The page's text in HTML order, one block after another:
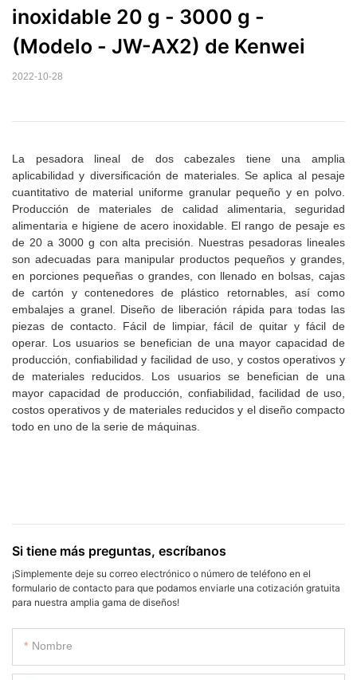
inoxidable 20 g - 3000 g -
(Modelo - JW-AX2) de Kenwei
2022-10-28
La pesadora lineal de dos cabezales tiene una amplia
aplicabilidad y diversificación de materiales. Se aplica al pesaje
cuantitativo de material uniforme granular pequeño y en polvo.
Producción de materiales de calidad alimentaria, seguridad
alimentaria e higiene de acero inoxidable. El rango de pesaje es
de 20 a 3000 g con alta precisión. Nuestras pesadoras lineales
son adecuadas para manipular productos pequeños y grandes,
en porciones pequeñas o grandes, con llenado en bolsas, cajas
de cartón y contenedores de plástico retornables, así como
embalajes a granel. Diseño de liberación rápida para todas las
piezas de contacto. Fácil de limpiar, fácil de quitar y fácil de
operar. Los usuarios se benefician de una mayor capacidad de
producción, confiabilidad y facilidad de uso, y costos operativos y
de materiales reducidos. Los usuarios se benefician de una
mayor capacidad de producción, confiabilidad, facilidad de uso,
costos operativos y de materiales reducidos y el diseño compacto
todo en uno de la serie de máquinas.
Si tiene más preguntas, escríbanos
¡Simplemente deje su correo electrónico o número de teléfono en el
formulario de contacto para que podamos enviarle una cotización gratuita
para nuestra amplia gama de diseños!
Nombre